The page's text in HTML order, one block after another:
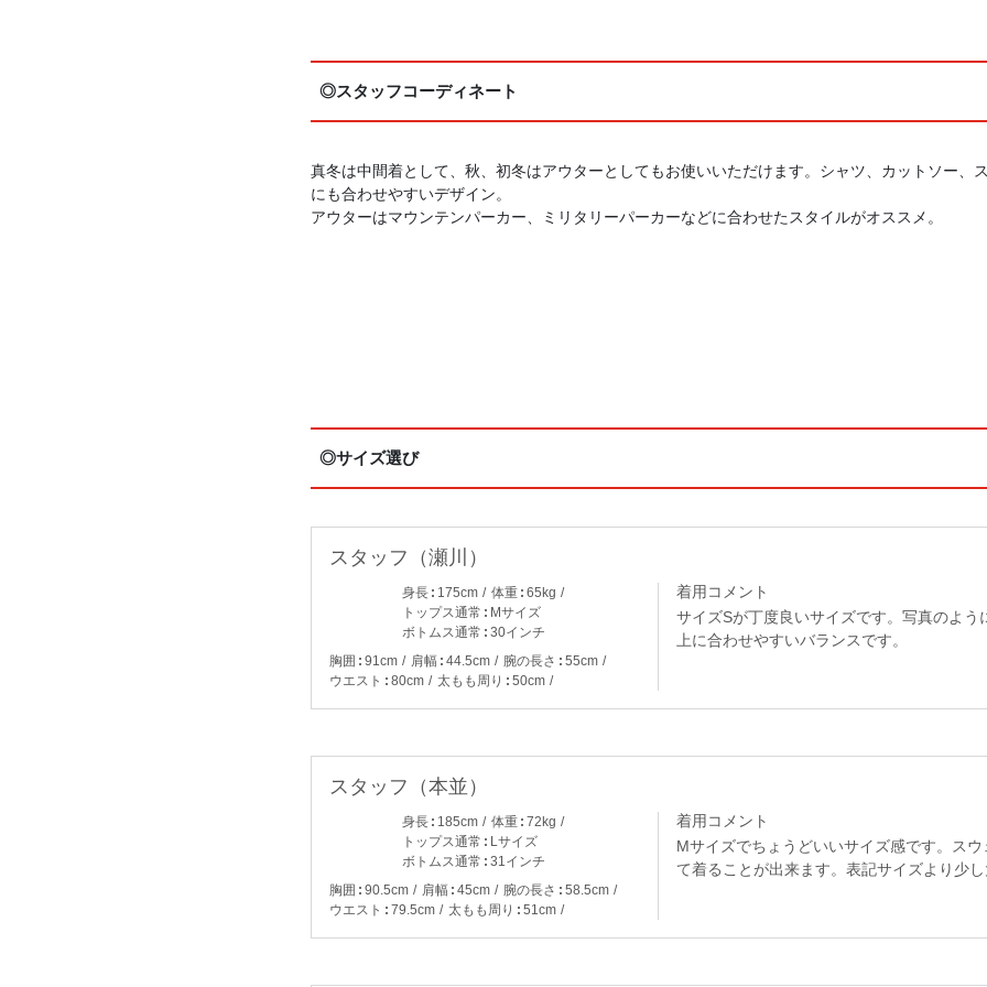
◎スタッフコーディネート
真冬は中間着として、秋、初冬はアウターとしてもお使いいただけます。シャツ、カットソー、
にも合わせやすいデザイン。
アウターはマウンテンパーカー、ミリタリーパーカーなどに合わせたスタイルがオススメ。
◎サイズ選び
スタッフ（瀬川）
身長 175cm 体重 65kg
トップス通常
Mサイズ
ボトムス通常
30インチ
胸囲
91cm 肩幅 44.5cm 腕の長さ
55cm
ウエスト
80cm 太もも周り 50cm
着用コメント
サイズSが丁度良いサイズです。写真のよう
上に合わせやすいバランスです。
スタッフ（本並）
身長 185cm 体重 72kg
トップス通常
Lサイズ
ボトムス通常
31インチ
胸囲
90.5cm 肩幅 45cm 腕の長さ
58.5cm
ウエスト
79.5cm 太もも周り 51cm
着用コメント
Mサイズでちょうどいいサイズ感です。ス
て着ることが出来ます。表記サイズより少し